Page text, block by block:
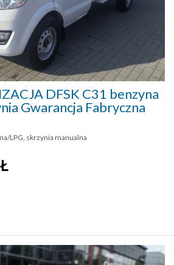
DFSK C31 benzyna
Gwarancja Fabryczna
LPG, skrzynia manualna